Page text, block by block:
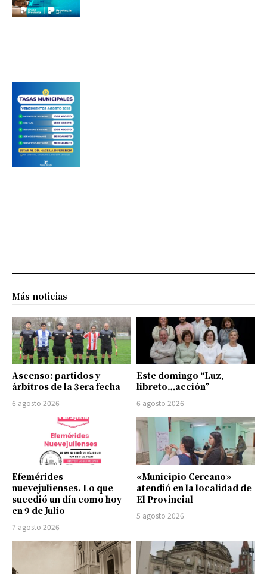
Más noticias
Ascenso: partidos y
árbitros de la 3era fecha
6 agosto 2026
Este domingo “Luz,
libreto…acción”
6 agosto 2026
Efemérides
nuevejulienses. Lo que
sucedió un día como hoy
en 9 de Julio
7 agosto 2026
«Municipio Cercano»
atendió en la localidad de
El Provincial
5 agosto 2026